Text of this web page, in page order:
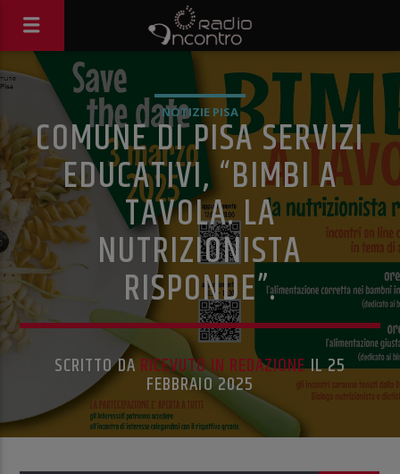
NOTIZIE PISA
COMUNE DI PISA SERVIZI
EDUCATIVI, “BIMBI A
TAVOLA. LA
NUTRIZIONISTA
RISPONDE”.
SCRITTO DA RICEVUTO IN REDAZIONEIL 25
FEBBRAIO 2025